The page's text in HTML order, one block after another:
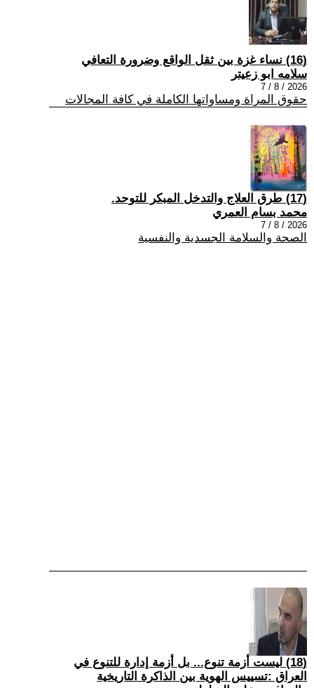
(16) نساء غزة بين ثقل الواقع وضرورة التعافي
سلامه ابو زعيتر
2026 / 8 / 7
حقوق المراة ومساواتها الكاملة في كافة المجالات
(17) طرق العلاج والتدخل المبكر للتوحد.
محمد بسام العمري
2026 / 8 / 7
الصحة والسلامة الجسدية والنفسية
(18) ليست أزمة تنوع... بل أزمة إدارة للتنوع في
العراق :تسييس الهوية بين الذاكرة التاريخية